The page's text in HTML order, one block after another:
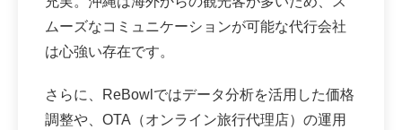
ムーズなコミュニケーションが可能な代行会社
は心強い存在です。
さらに、ReBowlではデータ分析を活用した価格
調整や、OTA（オンライン旅行代理店）の運用